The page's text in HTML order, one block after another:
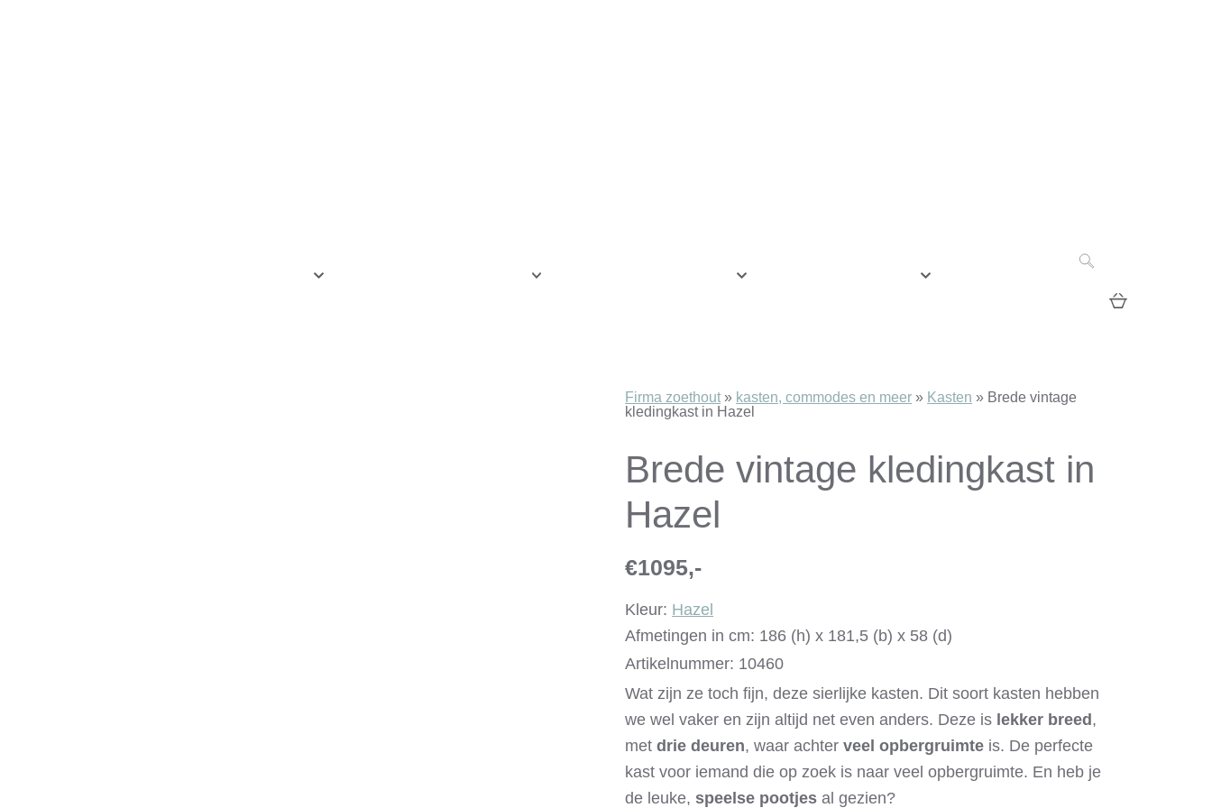
Firma zoethout » kasten, commodes en meer » Kasten » Brede vintage
kledingkast in Hazel
Brede vintage kledingkast in
Hazel
€1095,-
Kleur: Hazel
Afmetingen in cm: 186 (h) x 181,5 (b) x 58 (d)
Artikelnummer: 10460
Wat zijn ze toch fijn, deze sierlijke kasten. Dit soort kasten hebben
we wel vaker en zijn altijd net even anders. Deze is lekker breed ,
metdrie deuren, waar achterveel opbergruimte is. De perfecte
kast voor iemand die op zoek is naar veel opbergruimte. En heb je
de leuke, speelse pootjes al gezien?